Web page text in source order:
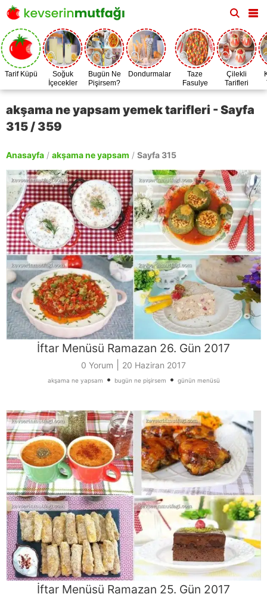
Tarif Küpü
Soğuk
İçecekler
Bugün Ne
Pişirsem?
Dondurmalar
Taze
Fasulye
Zamanı
Çilekli
Tarifleri
akşama ne yapsam yemek tarifleri - Sayfa
315 / 359
Anasayfa / akşama ne yapsam / Sayfa 315
İftar Menüsü Ramazan 26. Gün 2017
0 Yorum 20 Haziran 2017
akşama ne yapsam • bugün ne pişirsem • günün menüsü
İftar Menüsü Ramazan 25. Gün 2017